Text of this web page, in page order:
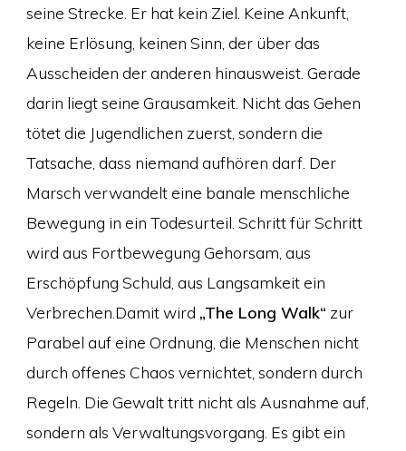
seine Strecke. Er hat kein Ziel. Keine Ankunft,
keine Erlösung, keinen Sinn, der über das
Ausscheiden der anderen hinausweist. Gerade
darin liegt seine Grausamkeit. Nicht das Gehen
tötet die Jugendlichen zuerst, sondern die
Tatsache, dass niemand aufhören darf. Der
Marsch verwandelt eine banale menschliche
Bewegung in ein Todesurteil. Schritt für Schritt
wird aus Fortbewegung Gehorsam, aus
Erschöpfung Schuld, aus Langsamkeit ein
Verbrechen.Damit wird „The Long Walk“ zur
Parabel auf eine Ordnung, die Menschen nicht
durch offenes Chaos vernichtet, sondern durch
Regeln. Die Gewalt tritt nicht als Ausnahme auf,
sondern als Verwaltungsvorgang. Es gibt ein